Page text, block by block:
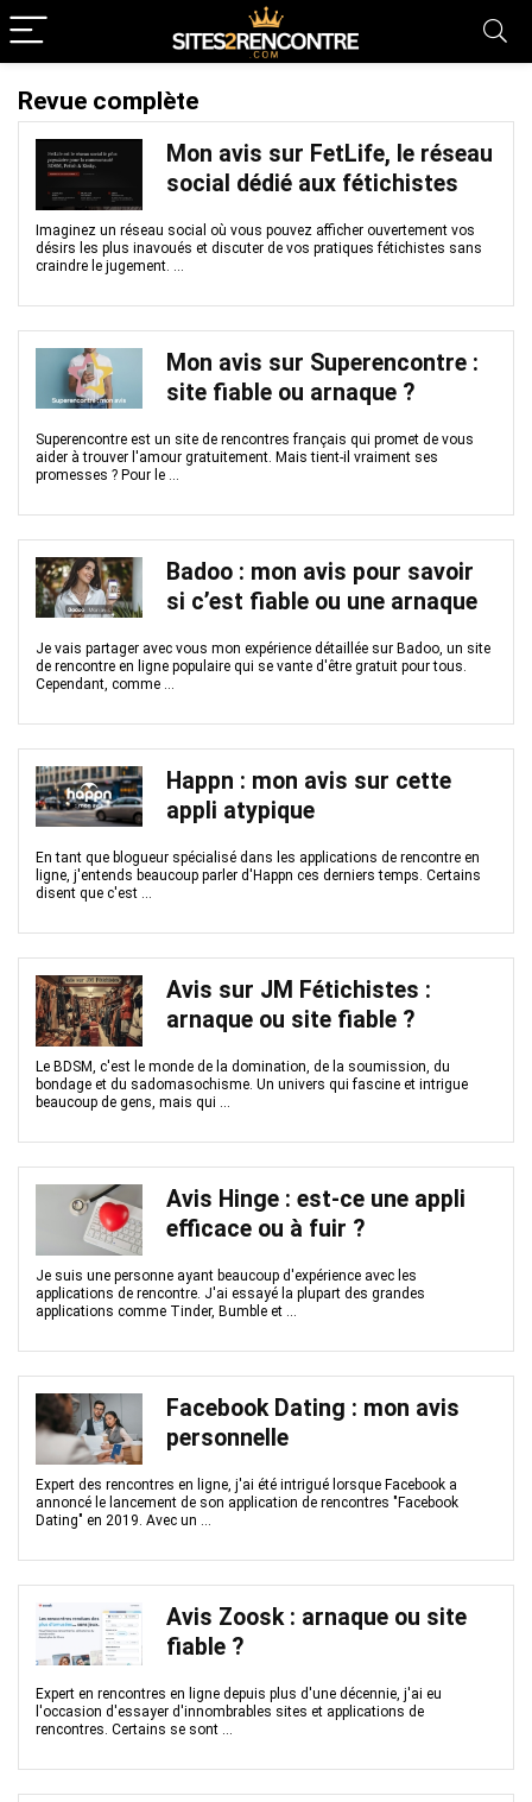
Revue complète
Mon avis sur FetLife, le réseau
social dédié aux fétichistes
Imaginez un réseau social où vous pouvez afficher ouvertement vos
désirs les plus inavoués et discuter de vos pratiques fétichistes sans
craindre le jugement. ...
Mon avis sur Superencontre :
site fiable ou arnaque ?
Superencontre est un site de rencontres français qui promet de vous
aider à trouver l'amour gratuitement. Mais tient-il vraiment ses
promesses ? Pour le ...
Badoo : mon avis pour savoir
si c’est fiable ou une arnaque
Je vais partager avec vous mon expérience détaillée sur Badoo, un site
de rencontre en ligne populaire qui se vante d'être gratuit pour tous.
Cependant, comme ...
Happn : mon avis sur cette
appli atypique
En tant que blogueur spécialisé dans les applications de rencontre en
ligne, j'entends beaucoup parler d'Happn ces derniers temps. Certains
disent que c'est ...
Avis sur JM Fétichistes :
arnaque ou site fiable ?
Le BDSM, c'est le monde de la domination, de la soumission, du
bondage et du sadomasochisme. Un univers qui fascine et intrigue
beaucoup de gens, mais qui ...
Avis Hinge : est-ce une appli
efficace ou à fuir ?
Je suis une personne ayant beaucoup d'expérience avec les
applications de rencontre. J'ai essayé la plupart des grandes
applications comme Tinder, Bumble et ...
Facebook Dating : mon avis
personnelle
Expert des rencontres en ligne, j'ai été intrigué lorsque Facebook a
annoncé le lancement de son application de rencontres "Facebook
Dating" en 2019. Avec un ...
Avis Zoosk : arnaque ou site
fiable ?
Expert en rencontres en ligne depuis plus d'une décennie, j'ai eu
l'occasion d'essayer d'innombrables sites et applications de
rencontres. Certains se sont ...